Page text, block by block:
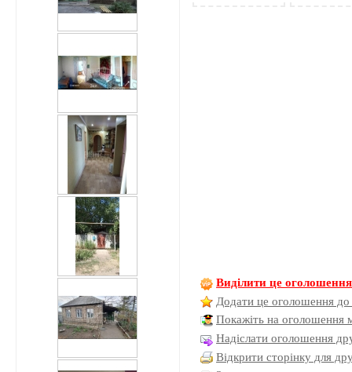
Виділити це оголошення
Додати це оголошення до
Покажіть на оголошення
Надіслати оголошення
Відкрити сторінку для